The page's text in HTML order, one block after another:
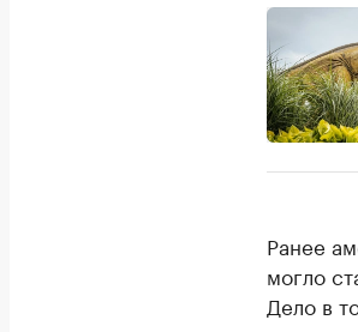
Ранее
могло
Дело в